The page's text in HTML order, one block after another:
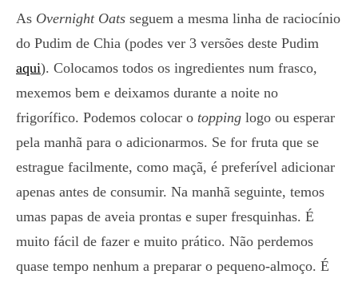
As Overnight Oats seguem a mesma linha de raciocínio
do Pudim de Chia (podes ver 3 versões deste Pudim
aqui). Colocamos todos os ingredientes num frasco,
mexemos bem e deixamos durante a noite no
frigorífico. Podemos colocar o topping logo ou esperar
pela manhã para o adicionarmos. Se for fruta que se
estrague facilmente, como maçã, é preferível adicionar
apenas antes de consumir. Na manhã seguinte, temos
umas papas de aveia prontas e super fresquinhas. É
muito fácil de fazer e muito prático. Não perdemos
quase tempo nenhum a preparar o pequeno-almoço. É